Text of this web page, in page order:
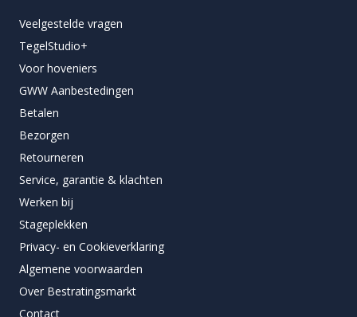
Veelgestelde vragen
TegelStudio+
Voor hoveniers
GWW Aanbestedingen
Betalen
Bezorgen
Retourneren
Service, garantie & klachten
Werken bij
Stageplekken
Privacy- en Cookieverklaring
Algemene voorwaarden
Over Bestratingsmarkt
Contact